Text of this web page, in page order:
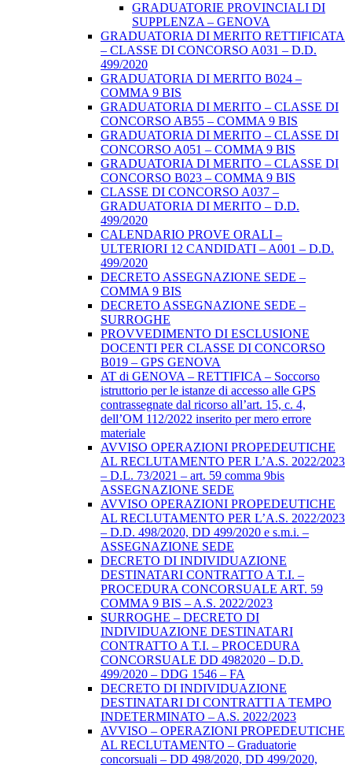
GRADUATORIE PROVINCIALI DI
SUPPLENZA – GENOVA
GRADUATORIA DI MERITO RETTIFICATA
– CLASSE DI CONCORSO A031 – D.D.
499/2020
GRADUATORIA DI MERITO B024 –
COMMA 9 BIS
GRADUATORIA DI MERITO – CLASSE DI
CONCORSO AB55 – COMMA 9 BIS
GRADUATORIA DI MERITO – CLASSE DI
CONCORSO A051 – COMMA 9 BIS
GRADUATORIA DI MERITO – CLASSE DI
CONCORSO B023 – COMMA 9 BIS
CLASSE DI CONCORSO A037 –
GRADUATORIA DI MERITO – D.D.
499/2020
CALENDARIO PROVE ORALI –
ULTERIORI 12 CANDIDATI – A001 – D.D.
499/2020
DECRETO ASSEGNAZIONE SEDE –
COMMA 9 BIS
DECRETO ASSEGNAZIONE SEDE –
SURROGHE
PROVVEDIMENTO DI ESCLUSIONE
DOCENTI PER CLASSE DI CONCORSO
B019 – GPS GENOVA
AT di GENOVA – RETTIFICA – Soccorso
istruttorio per le istanze di accesso alle GPS
contrassegnate dal ricorso all’art. 15, c. 4,
dell’OM 112/2022 inserito per mero errore
materiale
AVVISO OPERAZIONI PROPEDEUTICHE
AL RECLUTAMENTO PER L’A.S. 2022/2023
– D.L. 73/2021 – art. 59 comma 9bis
ASSEGNAZIONE SEDE
AVVISO OPERAZIONI PROPEDEUTICHE
AL RECLUTAMENTO PER L’A.S. 2022/2023
– D.D. 498/2020, DD 499/2020 e s.m.i. –
ASSEGNAZIONE SEDE
DECRETO DI INDIVIDUAZIONE
DESTINATARI CONTRATTO A T.I. –
PROCEDURA CONCORSUALE ART. 59
COMMA 9 BIS – A.S. 2022/2023
SURROGHE – DECRETO DI
INDIVIDUAZIONE DESTINATARI
CONTRATTO A T.I. – PROCEDURA
CONCORSUALE DD 4982020 – D.D.
499/2020 – DDG 1546 – FA
DECRETO DI INDIVIDUAZIONE
DESTINATARI DI CONTRATTI A TEMPO
INDETERMINATO – A.S. 2022/2023
AVVISO – OPERAZIONI PROPEDEUTICHE
AL RECLUTAMENTO – Graduatorie
concorsuali – DD 498/2020, DD 499/2020,